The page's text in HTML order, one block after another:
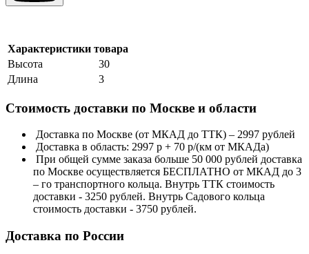
Характеристики товара
Высота
30
Длина
3
Стоимость доставки по Москве и области
Доставка по Москве (от МКАД до ТТК) – 2997 рублей
Доставка в область: 2997 р + 70 р/(км от МКАДа)
При общей сумме заказа больше 50 000 рублей доставка
по Москве осуществляется БЕСПЛАТНО от МКАД до 3
– го транспортного кольца. Внутрь ТТК стоимость
доставки - 3250 рублей. Внутрь Садового кольца
стоимость доставки - 3750 рублей.
Доставка по России